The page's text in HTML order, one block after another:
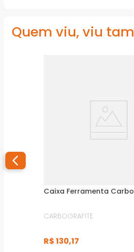
Quem viu, viu
Caixa Ferramenta
CARBOGRAFITE
R$130,17